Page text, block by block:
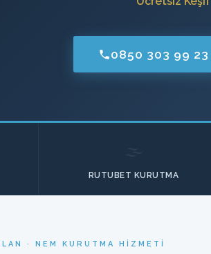
0850 303 99 23
RUTUBET KURUTMA
· NEM KURUTMA HIZMETI